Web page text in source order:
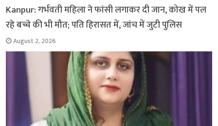
Kanpur: गर्भवती महिला ने फांसी लगाकर दी जान, कोख में पल
रहे बच्चे की भी मौत; पति हिरासत में, जांच में जुटी पुलिस
August 2, 2026